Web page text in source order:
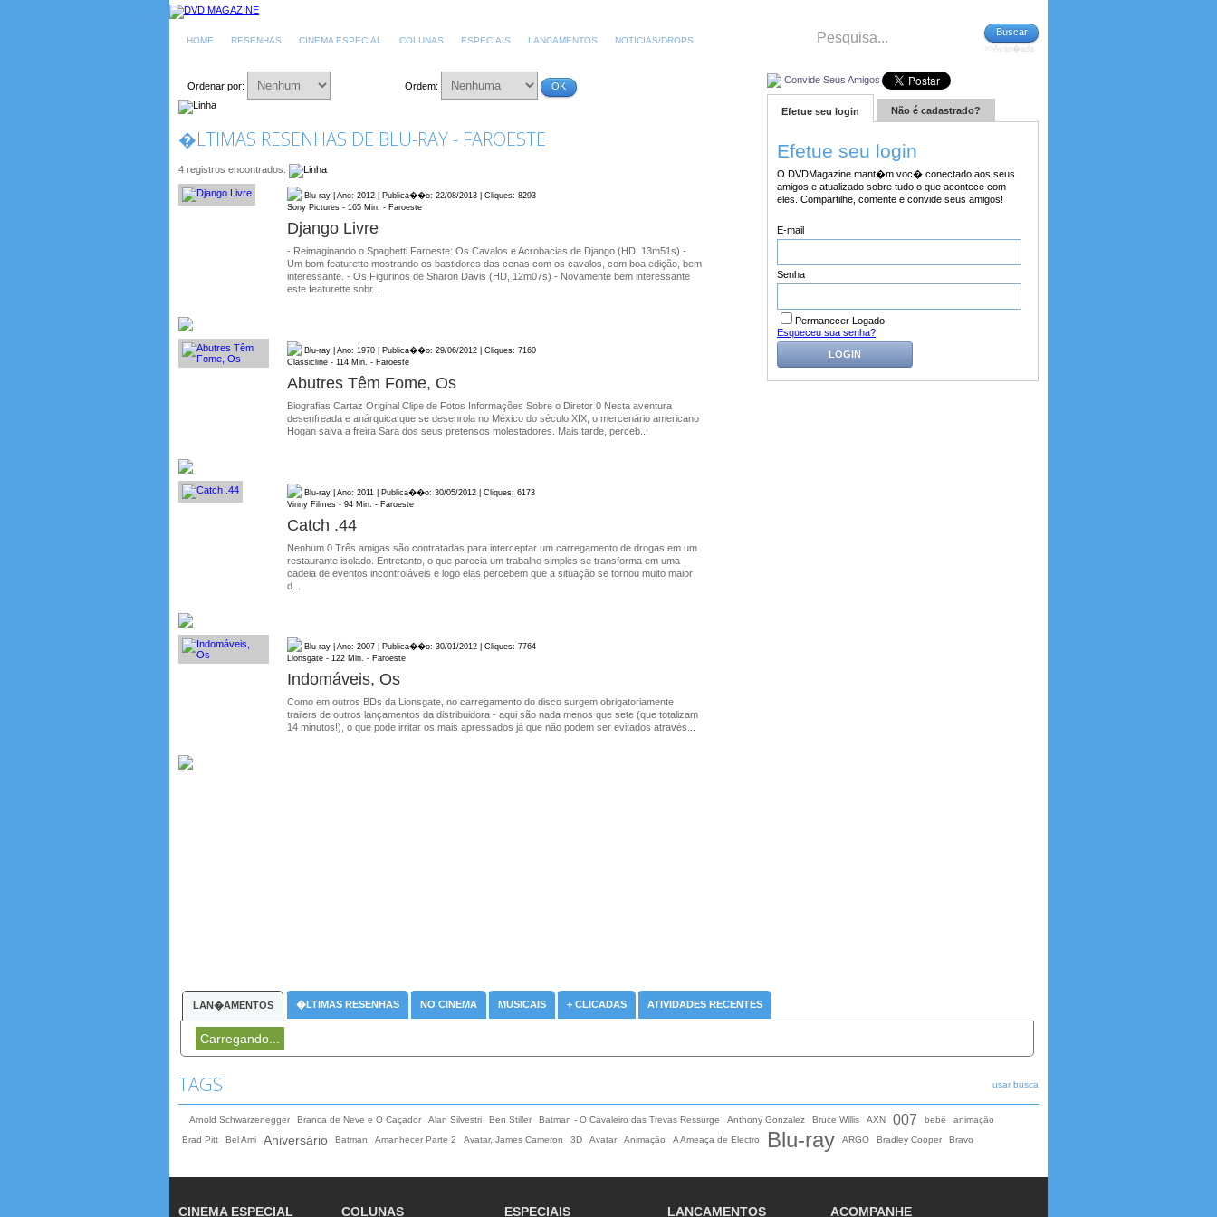
HOME RESENHAS CINEMA ESPECIAL COLUNAS ESPECIAIS LANCAMENTOS NOTICIAS/DROPS
Buscar
>>Avan�ada
Ordenar por: Ordem: OK
�LTIMAS RESENHAS DE BLU-RAY - FAROESTE
4 registros encontrados.
Blu-ray | Ano: 2012 | Publica��o: 22/08/2013 | Cliques: 8293
Sony Pictures - 165 Min. - Faroeste
Django Livre
- Reimaginando o Spaghetti Faroeste: Os Cavalos e Acrobacias de Django (HD, 13m51s) -
Um bom featurette mostrando os bastidores das cenas com os cavalos, com boa edição, bem
interessante. - Os Figurinos de Sharon Davis (HD, 12m07s) - Novamente bem interessante
este featurette sobr...
Blu-ray | Ano: 1970 | Publica��o: 29/06/2012 | Cliques: 7160
Classicline - 114 Min. - Faroeste
Abutres Têm Fome, Os
Biografias Cartaz Original Clipe de Fotos Informações Sobre o Diretor 0 Nesta aventura
desenfreada e anárquica que se desenrola no México do século XIX, o mercenário americano
Hogan salva a freira Sara dos seus pretensos molestadores. Mais tarde, perceb...
Blu-ray | Ano: 2011 | Publica��o: 30/05/2012 | Cliques: 6173
Vinny Filmes - 94 Min. - Faroeste
Catch .44
Nenhum 0 Três amigas são contratadas para interceptar um carregamento de drogas em um
restaurante isolado. Entretanto, o que parecia um trabalho simples se transforma em uma
cadeia de eventos incontroláveis e logo elas percebem que a situação se tornou muito maior
d...
Blu-ray | Ano: 2007 | Publica��o: 30/01/2012 | Cliques: 7764
Lionsgate - 122 Min. - Faroeste
Indomáveis, Os
Como em outros BDs da Lionsgate, no carregamento do disco surgem obrigatoriamente
trailers de outros lançamentos da distribuidora - aqui são nada menos que sete (que totalizam
14 minutos!), o que pode irritar os mais apressados já que não podem ser evitados através...
Convide Seus Amigos
Efetue seu login Não é cadastrado?
Efetue seu login
O DVDMagazine mant�m voc� conectado aos seus
amigos e atualizado sobre tudo o que acontece com
eles. Compartilhe, comente e convide seus amigos!
E-mail
Senha
Permanecer Logado
Esqueceu sua senha?
LOGIN
LAN�AMENTOS �LTIMAS RESENHAS NO CINEMA MUSICAIS + CLICADAS ATIVIDADES RECENTES
Carregando...
TAGS usar busca
Arnold Schwarzenegger Branca de Neve e O Caçador Alan Silvestri Ben Stiller Batman - O Cavaleiro das Trevas Ressurge Anthony Gonzalez Bruce Willis AXN 007 bebê
animação
Brad Pitt
Bel Ami Aniversário Batman Amanhecer Parte 2 Avatar, James Cameron 3D Avatar Animação A Ameaça de Electro Blu-ray ARGO Bradley Cooper Bravo
CINEMA ESPECIAL COLUNAS ESPECIAIS LANCAMENTOS ACOMPANHE